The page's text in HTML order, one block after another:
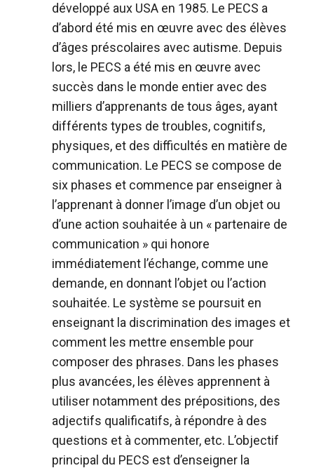
développé aux USA en 1985. Le PECS a
d’abord été mis en œuvre avec des élèves
d’âges préscolaires avec autisme. Depuis
lors, le PECS a été mis en œuvre avec
succès dans le monde entier avec des
milliers d’apprenants de tous âges, ayant
différents types de troubles, cognitifs,
physiques, et des difficultés en matière de
communication. Le PECS se compose de
six phases et commence par enseigner à
l’apprenant à donner l’image d’un objet ou
d’une action souhaitée à un « partenaire de
communication » qui honore
immédiatement l’échange, comme une
demande, en donnant l’objet ou l’action
souhaitée. Le système se poursuit en
enseignant la discrimination des images et
comment les mettre ensemble pour
composer des phrases. Dans les phases
plus avancées, les élèves apprennent à
utiliser notamment des prépositions, des
adjectifs qualificatifs, à répondre à des
questions et à commenter, etc. L’objectif
principal du PECS est d’enseigner la